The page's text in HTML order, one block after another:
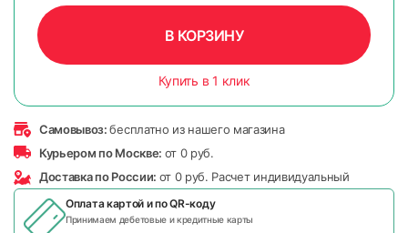
В КОРЗИНУ
Купить в 1 клик
Самовывоз:бесплатно из нашего магазина
Курьером по Москве: от 0 руб.
Доставка по России: от 0 руб. Расчет индивидуальный
Оплата картой и поQR-коду
Принимаем дебетовые и кредитные карты